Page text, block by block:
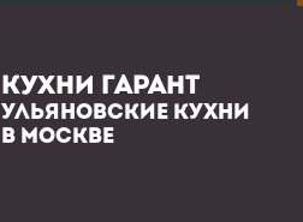
КУХНИ ГАРАНТ
УЛЬЯНОВСКИЕ КУХНИ
В МОСКВЕ